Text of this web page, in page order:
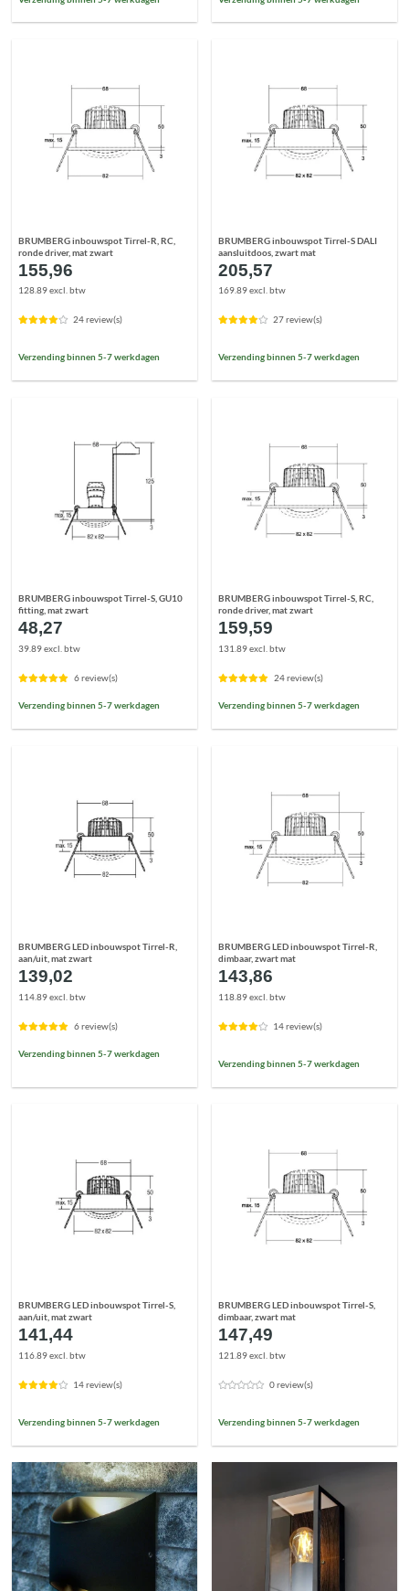
BRUMBERG inbouwspot Tirrel-R, RC,
ronde driver, mat zwart
155,96
128.89 excl. btw
24 review(s)
Verzending binnen 5-7 werkdagen
BRUMBERG inbouwspot Tirrel-S DALI
aansluitdoos, zwart mat
205,57
169.89 excl. btw
27 review(s)
Verzending binnen 5-7 werkdagen
BRUMBERG inbouwspot Tirrel-S, GU10
fitting, mat zwart
48,27
39.89 excl. btw
6 review(s)
Verzending binnen 5-7 werkdagen
BRUMBERG inbouwspot Tirrel-S, RC,
ronde driver, mat zwart
159,59
131.89 excl. btw
24 review(s)
Verzending binnen 5-7 werkdagen
BRUMBERG LED inbouwspot Tirrel-R,
aan/uit, mat zwart
139,02
114.89 excl. btw
6 review(s)
Verzending binnen 5-7 werkdagen
BRUMBERG LED inbouwspot Tirrel-R,
dimbaar, zwart mat
143,86
118.89 excl. btw
14 review(s)
Verzending binnen 5-7 werkdagen
BRUMBERG LED inbouwspot Tirrel-S,
aan/uit, mat zwart
141,44
116.89 excl. btw
14 review(s)
Verzending binnen 5-7 werkdagen
BRUMBERG LED inbouwspot Tirrel-S,
dimbaar, zwart mat
147,49
121.89 excl. btw
0 review(s)
Verzending binnen 5-7 werkdagen